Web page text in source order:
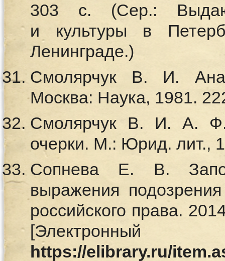
303 с. (Сер.:
и культуры в
Ленинграде.)
Смолярчук В. И.
Москва: Наука, 1981.
Смолярчук В. И. А.
очерки. М.: Юрид. лит.,
Сопнева Е. В.
выражения
российского права.
https://elibrary.ru/